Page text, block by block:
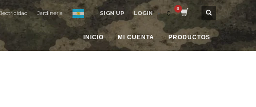
Jardineria SIGN UP LOGIN 0
INICIO MI CUENTA PRODUCTOS